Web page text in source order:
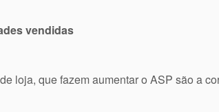
vendidas
loja, que fazem aumentar o ASP são a